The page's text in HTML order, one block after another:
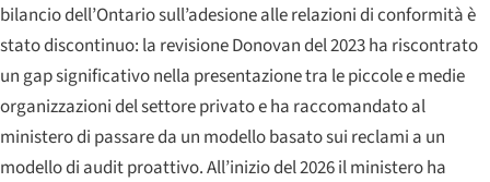
bilancio dell’Ontario sull’adesione alle relazioni di conformità è
stato discontinuo: la revisione Donovan del 2023 ha riscontrato
un gap significativo nella presentazione tra le piccole e medie
organizzazioni del settore privato e ha raccomandato al
ministero di passare da un modello basato sui reclami a un
modello di audit proattivo. All’inizio del 2026 il ministero ha